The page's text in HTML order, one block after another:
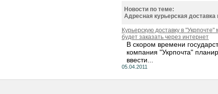
Новости по теме:
Адресная курьерская
Курьерскую доставку в "Укрпочте"
будет заказать через интернет
В скором времени
компания "Укрпочта"
ввести...
05.04.2011